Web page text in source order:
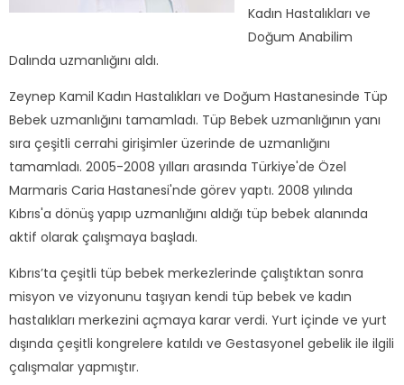
Kadın Hastalıkları ve
Doğum Anabilim
Dalında uzmanlığını aldı.
Zeynep Kamil Kadın Hastalıkları ve Doğum Hastanesinde Tüp
Bebek uzmanlığını tamamladı. Tüp Bebek uzmanlığının yanı
sıra çeşitli cerrahi girişimler üzerinde de uzmanlığını
tamamladı. 2005-2008 yılları arasında Türkiye'de Özel
Marmaris Caria Hastanesi'nde görev yaptı. 2008 yılında
Kıbrıs'a dönüş yapıp uzmanlığını aldığı tüp bebek alanında
aktif olarak çalışmaya başladı.
Kıbrıs’ta çeşitli tüp bebek merkezlerinde çalıştıktan sonra
misyon ve vizyonunu taşıyan kendi tüp bebek ve kadın
hastalıkları merkezini açmaya karar verdi. Yurt içinde ve yurt
dışında çeşitli kongrelere katıldı ve Gestasyonel gebelik ile ilgili
çalışmalar yapmıştır.